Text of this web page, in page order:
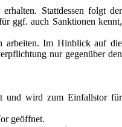
Stattdessen folgt der
ggf. auch Sanktionen kennt,
arbeiten. Im Hinblick auf die
nur gegenüber den
und wird zum Einfallstor für
geöffnet.